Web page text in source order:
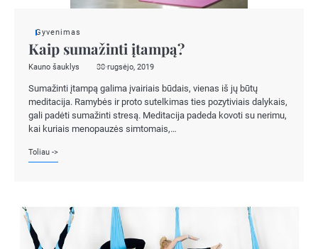
Gyvenimas
Kaip sumažinti įtampą?
Kauno šauklys 30 rugsėjo, 2019
Sumažinti įtampą galima įvairiais būdais, vienas iš jų būtų
meditacija. Ramybės ir proto sutelkimas ties pozytiviais dalykais,
gali padėti sumažinti stresą. Meditacija padeda kovoti su nerimu,
kai kuriais menopauzės simtomais,…
Toliau ->